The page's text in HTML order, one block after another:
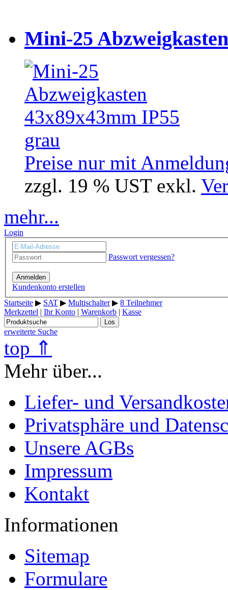
Mini-25
Preise nur mit
zzgl. 19 % UST exkl.
mehr...
Login
Passwort vergessen?
Anmelden
Kundenkonto erstellen
Startseite ▶ SAT ▶ Multischalter▶ 8 Teilnehmer
Merkzettel | Ihr Konto | Warenkorb | Kasse
Los
erweiterte Suche
top ⇑
Mehr über...
Liefer- und
Privatsphäre und
Unsere AGBs
Impressum
Kontakt
Informationen
Sitemap
Formulare